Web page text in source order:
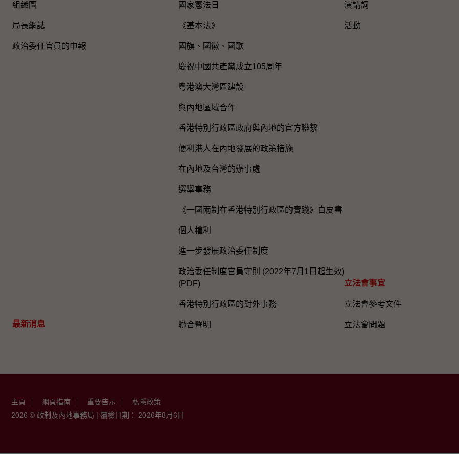
組織圖​
局長網誌
政治委任官員的申報
最新消息
國家憲法日
《基本法》
國旗、國徽、國歌
慶祝中國共產黨成立105周年
粵港澳大灣區建設
與內地區域合作
香港特別行政區政府與內地的官方聯繫
便利港人在內地發展的政策措施
在內地及台灣的辦事處
選舉事務
《一國兩制在香港特別行政區的實踐》白皮書
個人權利
進一步發展政治委任制度
政治委任制度官員守則 (2022年7月1日起生效)
(PDF)
香港特別行政區的對外事務
聯合聲明
演講詞
活動
立法會事宜
立法會參考文件
立法會問題
主頁 網頁指南 重要告示
私隱政策
2026 © 政制及內地事務局 | 覆檢日期： 2026年8月6日